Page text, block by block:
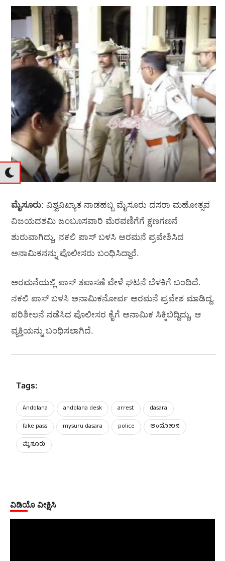
ಮೈಸೂರು: ವಿಶ್ವವಿಖ್ಯಾತ ನಾಡಹಬ್ಬ ಮೈಸೂರು ದಸರಾ ಮಹೋತ್ಸವ
ವಿಜಯದಶಮಿ ಜಂಬೂಸವಾರಿ ಮೆರವಣಿಗೆಗೆ ಕ್ಷಣಗಣನೆ
ಶುರುವಾಗಿದ್ದು, ನಕಲಿ ಪಾಸ್‌ ಬಳಸಿ ಅರಮನೆ ಪ್ರವೇಶಿಸಿದ
ಅನಾಮಿಕನನ್ನು ಪೊಲೀಸರು ಬಂಧಿಸಿದ್ದಾರೆ.
ಅರಮನೆಯಲ್ಲಿ ಪಾಸ್ ತಪಾಸಣೆ ವೇಳೆ ಘಟನೆ ಬೆಳಕಿಗೆ ಬಂದಿದೆ.
ನಕಲಿ ಪಾಸ್‌ ಬಳಸಿ ಅನಾಮಿಕನೋರ್ವ ಅರಮನೆ ಪ್ರವೇಶ ಮಾಡಿದ್ದ.
ಪರಿಶೀಲನೆ ನಡೆಸಿದ ಪೊಲೀಸರ ಕೈಗೆ ಅನಾಮಿಕ ಸಿಕ್ಕಿಬಿದ್ದಿದ್ದು, ಆ
ವ್ಯಕ್ತಿಯನ್ನು ಬಂಧಿಸಲಾಗಿದೆ.
Tags:
Andolana andolana desk arrest
dasara
fake pass
mysuru dasara police
ಆಂದೋಲನ
ಮೈಸೂರು
ವಿಡಿಯೊ ವೀಕ್ಷಿಸಿ